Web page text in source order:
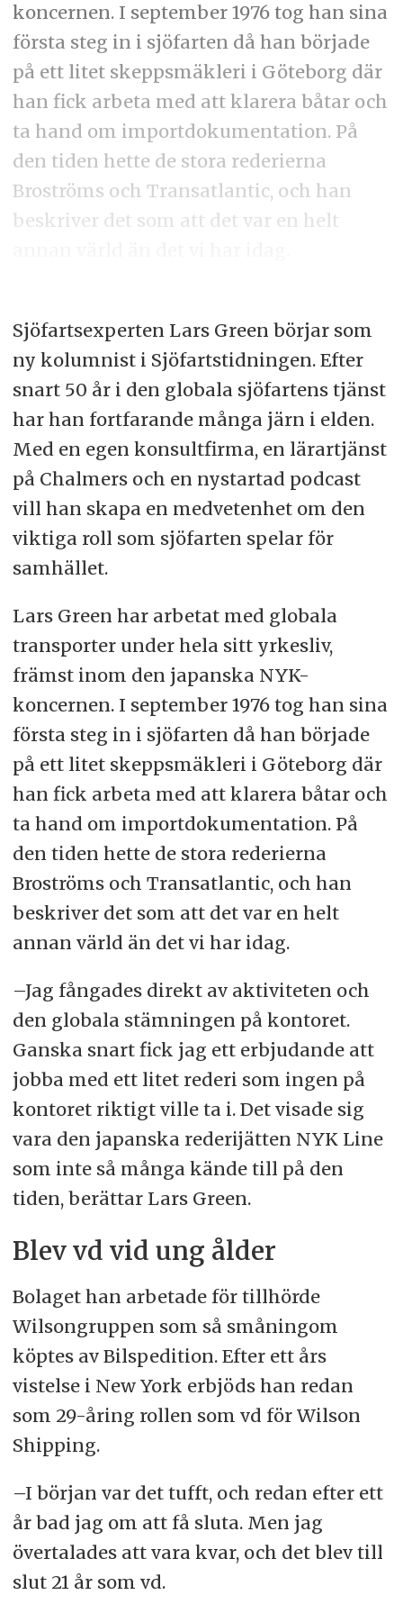
koncernen. I september 1976 tog han sina
första steg in i sjöfarten då han började
på ett litet skeppsmäkleri i Göteborg där
han fick arbeta med att klarera båtar och
ta hand om importdokumentation. På
den tiden hette de stora rederierna
Broströms och Transatlantic, och han
beskriver det som att det var en helt
Sjöfartsexperten Lars Green börjar som
ny kolumnist i Sjöfartstidningen. Efter
snart 50 år i den globala sjöfartens tjänst
har han fortfarande många järn i elden.
Med en egen konsultfirma, en lärartjänst
på Chalmers och en nystartad podcast
vill han skapa en medvetenhet om den
viktiga roll som sjöfarten spelar för
samhället.
Lars Green har arbetat med globala
transporter under hela sitt yrkesliv,
främst inom den japanska NYK-
koncernen. I september 1976 tog han sina
första steg in i sjöfarten då han började
på ett litet skeppsmäkleri i Göteborg där
han fick arbeta med att klarera båtar och
ta hand om importdokumentation. På
den tiden hette de stora rederierna
Broströms och Transatlantic, och han
beskriver det som att det var en helt
annan värld än det vi har idag.
–Jag fångades direkt av aktiviteten och
den globala stämningen på kontoret.
Ganska snart fick jag ett erbjudande att
jobba med ett litet rederi som ingen på
kontoret riktigt ville ta i. Det visade sig
vara den japanska rederijätten NYK Line
som inte så många kände till på den
tiden, berättar Lars Green.
Blev vd vid ung ålder
Bolaget han arbetade för tillhörde
Wilsongruppen som så småningom
köptes av Bilspedition. Efter ett års
vistelse i New York erbjöds han redan
som 29-åring rollen som vd för Wilson
Shipping.
–I början var det tufft, och redan efter ett
år bad jag om att få sluta. Men jag
övertalades att vara kvar, och det blev till
slut 21 år som vd.